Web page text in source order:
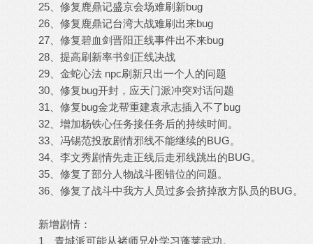
25、修复鹿鼎记盛京会场难刷新bug
26、修复鹿鼎记台湾大战难刷出来bug
27、修复碧血剑晋阳正线事件出不来bug
28、提高刷新率书剑正线决战
29、金蛇心法 npc刷新只出一个人的问题
30、修复bug开封，应天门派冲突对话问题
31、修复bug金龙帮重建袁承志插入不了bug
32、增加杨铁心任务接任务后的持续时间。
33、冯锡范投敌剧情邪线不能继续的BUG。
34、李文秀剧情先走正线后走邪线跳出的BUG。
35、修复了部分人物战斗图错位的问题。
36、修复了战斗中我方人员过多会挤掉敌方队员的BUG。
新增剧情：
1、青城派可能从褚师兄处学习蓬莱武功。